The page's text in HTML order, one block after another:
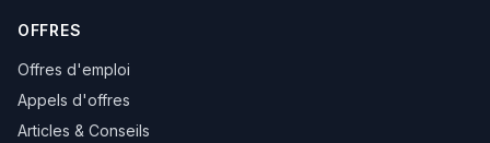
OFFRES
Offres d'emploi
Appels d'offres
Articles & Conseils